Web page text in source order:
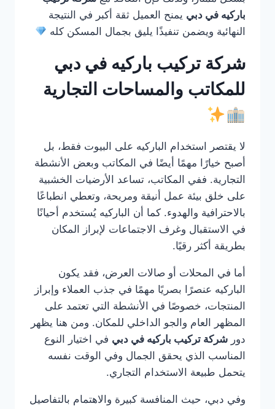
باركيه في دبي يمنح العميل ثقة أكبر في النتيجة
النهائية ويضمن تنفيذًا يليق بجمال المسكن كله
شركة تركيب باركيه في دبي
للمكاتب والمساحات التجارية
لا يقتصر استخدام الباركيه على البيوت فقط، بل
أصبح خيارًا مهمًا أيضًا في المكاتب وبعض الأنشطة
التجارية. ففي المكاتب، تساعد الأرضيات الخشبية
على خلق بيئة عمل أنيقة ومريحة، وتعطي انطباعًا
بالاحترافية والهدوء. كما أن الباركيه يُستخدم أحيانًا
في الاستقبال وغرف الاجتماعات لإبراز المكان
بطريقة أكثر رقيًا.
أما في المحلات أو صالات العرض، فقد يكون
الباركيه عنصرًا بصريًا مهمًا في جذب العملاء وإبراز
المنتجات، خصوصًا في الأنشطة التي تعتمد على
المظهر العام والجو الداخلي للمكان. ومن هنا يظهر
دور شركة تركيب باركيه في دبي في اختيار النوع
المناسب الذي يحقق الجمال وفي الوقت نفسه
يتحمل طبيعة الاستخدام التجاري.
وفي دبي، حيث المنافسة كبيرة والاهتمام بالتفاصيل